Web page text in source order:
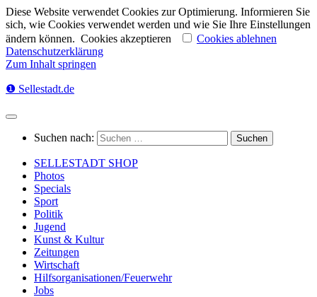
Diese Website verwendet Cookies zur Optimierung. Informieren Sie
sich, wie Cookies verwendet werden und wie Sie Ihre Einstellungen
ändern können. Cookies akzeptieren
Cookies ablehnen
Datenschutzerklärung
Zum Inhalt springen
❶ Sellestadt.de
Suchen nach:
SELLESTADT SHOP
Photos
Specials
Sport
Politik
Jugend
Kunst & Kultur
Zeitungen
Wirtschaft
Hilfsorganisationen/Feuerwehr
Jobs